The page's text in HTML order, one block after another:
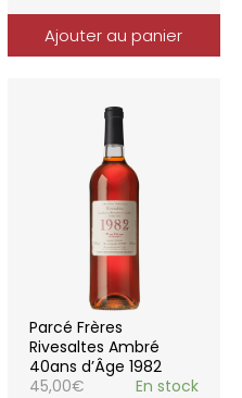
Ajouter au panier
Parcé Frères
Rivesaltes Ambré
40ans d’Âge 1982
45,00€ En stock